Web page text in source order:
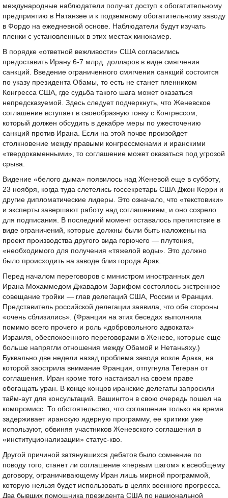
международные наблюдатели получат доступ к обогатительному
предприятию в Натанзее и к подземному обогатительному заводу
в Фордо на ежедневной основе. Наблюдатели будут изучать
пленки с установленных в этих местах кинокамер.
В порядке «ответной вежливости» США согласились
предоставить Ирану 6-7 млрд. долларов в виде смягчения
санкций. Введение ограниченного смягчения санкций состоится
по указу президента Обамы, то есть не станет пленником
Конгресса США, где судьба такого шага может оказаться
непредсказуемой. Здесь следует подчеркнуть, что Женевское
соглашение вступает в своеобразную гонку с Конгрессом,
который должен обсудить в декабре меры по ужесточению
санкций против Ирана. Если на этой почве произойдет
столкновение между правыми конгрессменами и иранскими
«твердокаменными», то соглашение может оказаться под угрозой
срыва.
Видение «белого дыма» появилось над Женевой еще в субботу,
23 ноября, когда туда слетелись госсекретарь США Джон Керри и
другие дипломатические лидеры. Это означало, что «текстовики»
и эксперты завершают работу над соглашением, и оно созрело
для подписания. В последний момент оставалось препятствие в
виде ограничений, которые должны были быть наложены на
проект производства другого вида горючего — плутония,
«необходимого для получения «тяжелой воды». Это должно
было происходить на заводе близ города Арак.
Перед началом переговоров с министром иностранных дел
Ирана Мохаммедом Джавадом Зарифом состоялось экстренное
совещание тройки — глав делегаций США, России и Франции.
Представитель российской делегации заявила, что обе стороны
«очень сблизились». (Франция на этих беседах выполняла
помимо всего прочего и роль «добровольного адвоката»
Израиля, обеспокоенного переговорами в Женеве, которые еще
больше напрягли отношения между Обамой и Нетаньяху.)
Буквально две недели назад проблема завода возле Арака, на
которой заострила внимание Франция, отпугнула Тегеран от
соглашения. Иран кроме того настаивал на своем праве
обогащать уран. В конце концов иранские делегаты запросили
тайм-аут для консультаций. Вашингтон в свою очередь пошел на
компромисс. То обстоятельство, что соглашение только на время
задерживает иранскую ядерную программу, ее критики уже
используют, обвиняя участников Женевского соглашения в
«институционализации» статус-кво.
Другой причиной затянувшихся дебатов было сомнение по
поводу того, станет ли соглашение «первым шагом» к всеобщему
договору, ограничивающему Иран лишь мирной программой,
которую нельзя будет использовать в целях военного прогресса.
Два бывших помощника президента США по национальной